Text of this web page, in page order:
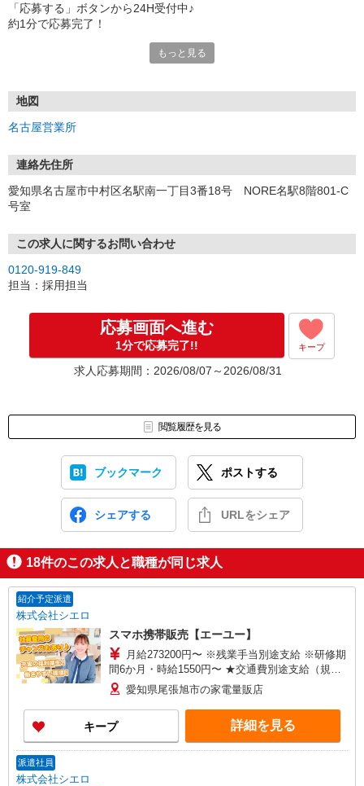
「応募する」ボタンから24H受付中♪
約1分で応募完了！
①応募から3営業日を目安に、メールorお電話でご連絡します。
★スマホでWEB面接（LINEなど）・出張面接・事務所面接と選べま
す
③面接実施（履歴書不要）
④勤務開始（スタート日は応相談）
お気軽にご応募ください♪
もっと見る
地図
名古屋営業所
連絡先住所
愛知県名古屋市中村区名駅南一丁目3番18号 NORE名駅8階801-C
号室
この求人に関するお問い合わせ
0120-919-849
担当：採用担当
応募画面へ進む
1分で応募完了!! キープ
求人応募期間：2026/08/07～2026/08/31
閲覧履歴を見る
ブックマーク ポストする
シェアする URLをシェア
18件のこの求人と職種が同じ求人
紹介予定派遣
株式会社シエロ
スマホ携帯販売【エーユー】
月給273200円〜 ※残業手当別途支給 ※研修期
間6か月・時給1550円〜 ★交通費別途支給（規定
あり） ゜+゜・。○。・゜+゜・。○。・゜+゜ 入
社祝い金10万円支給(規定有) お友達を紹介頂くと,
インセンティブ支給(規定有) ゜・。○。・゜
+゜・。○。・゜+゜
愛知県尾張旭市の家電量販店
キープ 詳細を見る
派遣社員
株式会社シエロ